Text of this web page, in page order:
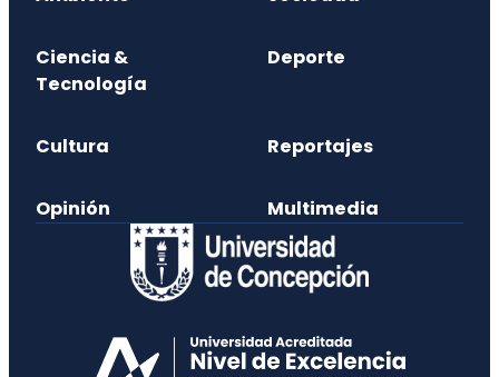
Ciencia &
Tecnología
Deporte
Cultura Reportajes
Opinión Multimedia